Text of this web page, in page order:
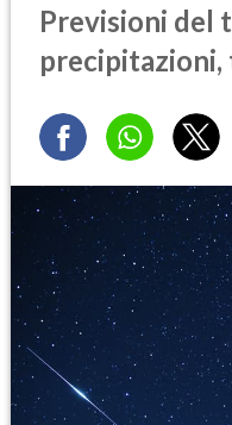
Previsioni del